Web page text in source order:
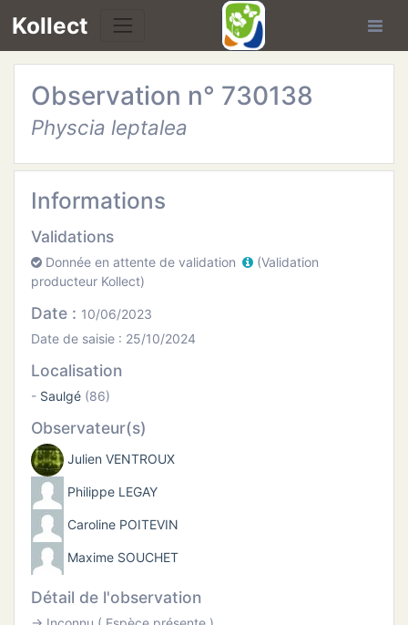
Kollect
Observation n° 730138
Physcia leptalea
Informations
Validations
Donnée en attente de validation
(Validation
producteur Kollect)
Date : 10/06/2023
Date de saisie : 25/10/2024
Localisation
- Saulgé(86)
Observateur(s)
Julien VENTROUX
Philippe LEGAY
Caroline POITEVIN
Maxime SOUCHET
Détail de l'observation